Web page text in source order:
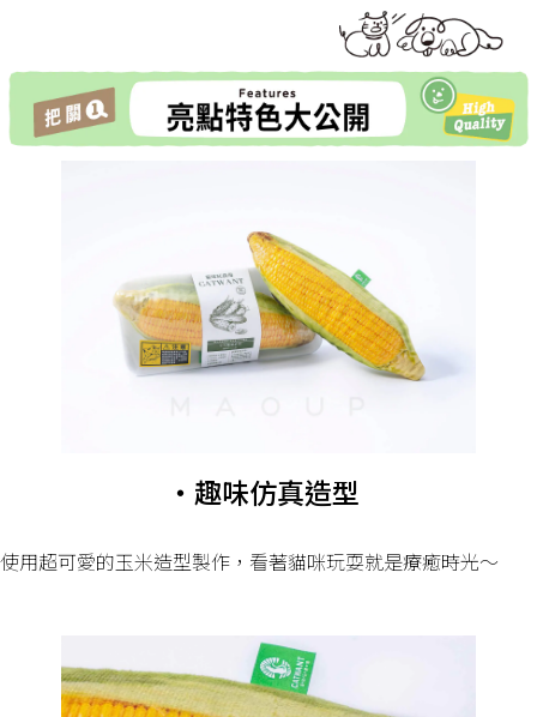
・趣味仿真造型
使用超可愛的玉米造型製作，看著貓咪玩耍就是療癒時光～